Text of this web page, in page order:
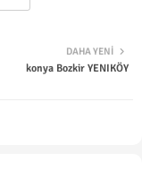
DAHA YENI
konya Bozkir YENIKÖY